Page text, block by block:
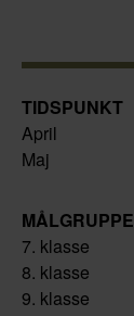
TIDSPUNKT
April
Maj
MÅLGRUPPE
7. klasse
8. klasse
9. klasse